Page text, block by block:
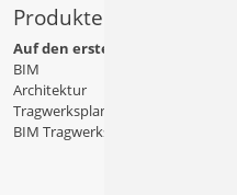
Produkte
Auf den ersten Blick
BIM
Architektur
Tragwerksplanung
BIM Tragwerksplanung